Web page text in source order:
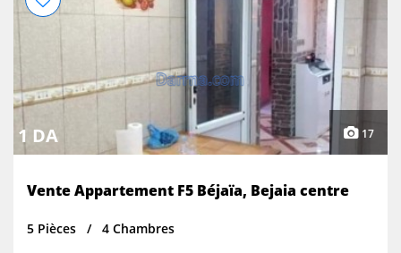
1 DA 17
Vente Appartement F5 Béjaïa, Bejaia centre
5 Pièces 4 Chambres